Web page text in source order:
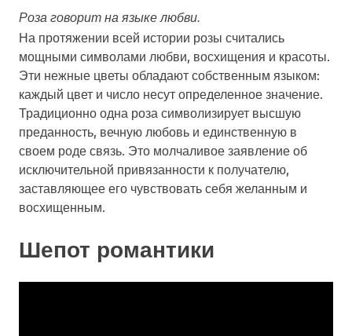
Роза говорит на языке любви.
На протяжении всей истории розы считались
мощными символами любви, восхищения и красоты.
Эти нежные цветы обладают собственным языком:
каждый цвет и число несут определенное значение.
Традиционно одна роза символизирует высшую
преданность, вечную любовь и единственную в
своем роде связь. Это молчаливое заявление об
исключительной привязанности к получателю,
заставляющее его чувствовать себя желанным и
восхищенным.
Шепот романтики